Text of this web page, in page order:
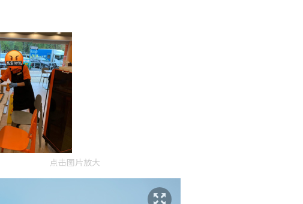
点击图片放大